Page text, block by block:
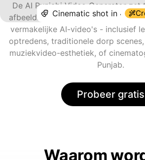
De AI Punjabi Video Generator
afbeeldingen om in
vermakelijke AI-video's - inclusief
optredens, traditionele dorp
muziekvideo-esthetiek, of
Punjab.
Probeer gratis
Waarom